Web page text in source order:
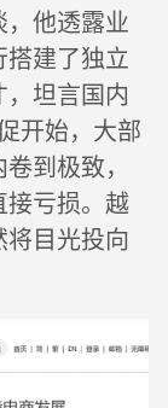
他透露业
建了独立
坦言国内
开始，大部
到极致，
接亏损。越
目光投向